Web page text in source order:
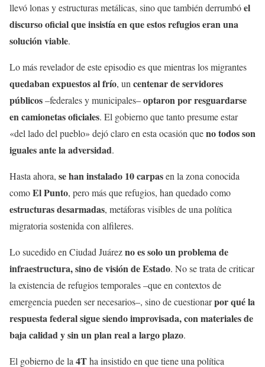
llevó lonas y estructuras metálicas, sino que también derrumbóel
discurso oficial que insistía en que estos refugios eran una
solución viable.
Lo más revelador de este episodio es que mientras los migrantes
quedaban expuestos al frío, uncentenar de servidores
públicos–federales y municipales–optaron por resguardarse
en camionetas oficiales. El gobierno que tanto presume estar
«del lado del pueblo» dejó claro en esta ocasión queno todos son
iguales ante la adversidad.
Hasta ahora, se han instalado 10 carpasen la zona conocida
comoEl Punto, pero más que refugios, han quedado como
estructuras desarmadas, metáforas visibles de una política
migratoria sostenida con alfileres.
Lo sucedido en Ciudad Juárezno es solo un problema de
infraestructura, sino de visión de Estado. No se trata de criticar
la existencia de refugios temporales –que en contextos de
emergencia pueden ser necesarios–, sino de cuestionarpor qué la
respuesta federal sigue siendo improvisada, con materiales de
baja calidad y sin un plan real a largo plazo.
El gobierno de la4Tha insistido en que tiene una política